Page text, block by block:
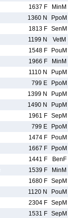
1637 F MinM
1360 N PpoM
1813 F SenM
1199 N VetM
1548 F PouM
1966 F MinM
1110 N PupM
799 E PpoM
1399 N PupM
1490 N PupM
1961 F SepM
799 E PpoM
1474 F PouM
1667 F PpoM
1441 F BenF
1539 F MinM
1680 F SepM
1120 N PouM
2304 F SepM
1531 F SepM